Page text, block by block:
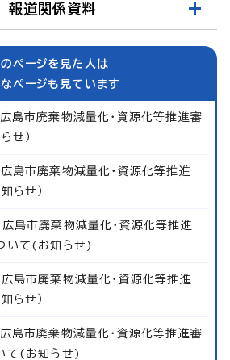
道関係資料
のページを見た人は
なページも見ています
島市廃棄物減量化・資源化等推進審
せ）
島市廃棄物減量化・資源化等推進
らせ）
島市廃棄物減量化・資源化等推進
いて(お知らせ)
島市廃棄物減量化・資源化等推進
らせ）
島市廃棄物減量化・資源化等推進審
て(お知らせ)